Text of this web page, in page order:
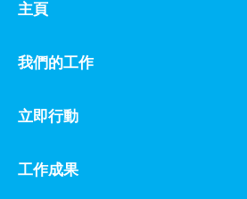
主頁
我們的工作
立即行動
工作成果